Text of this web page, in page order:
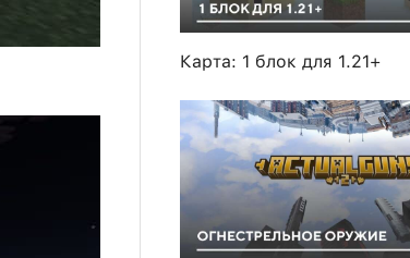
Карта: 1 блок для 1.21+